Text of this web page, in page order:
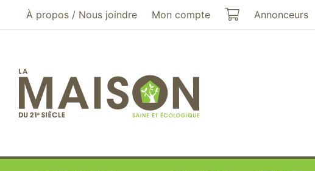
Aller au menu principal
Aller au contenu principal
À propos / Nous joindre Mon compte Mon panier
Annonceurs